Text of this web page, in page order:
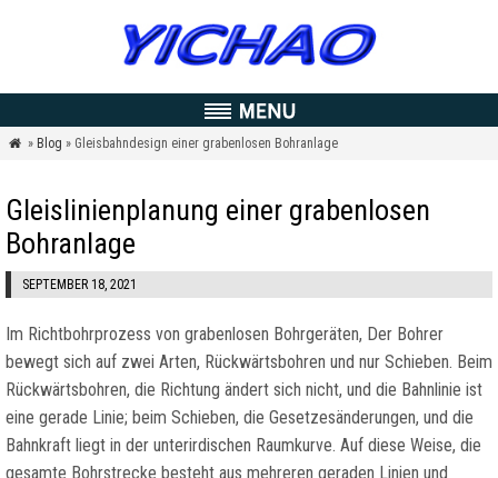
 » Blog » Gleisbahndesign einer grabenlosen Bohranlage
Gleislinienplanung einer grabenlosen
Bohranlage
SEPTEMBER 18, 2021
Im Richtbohrprozess von grabenlosen Bohrgeräten, Der Bohrer
bewegt sich auf zwei Arten, Rückwärtsbohren und nur Schieben. Beim
Rückwärtsbohren, die Richtung ändert sich nicht, und die Bahnlinie ist
eine gerade Linie; beim Schieben, die Gesetzesänderungen, und die
Bahnkraft liegt in der unterirdischen Raumkurve. Auf diese Weise, die
gesamte Bohrstrecke besteht aus mehreren geraden Linien und